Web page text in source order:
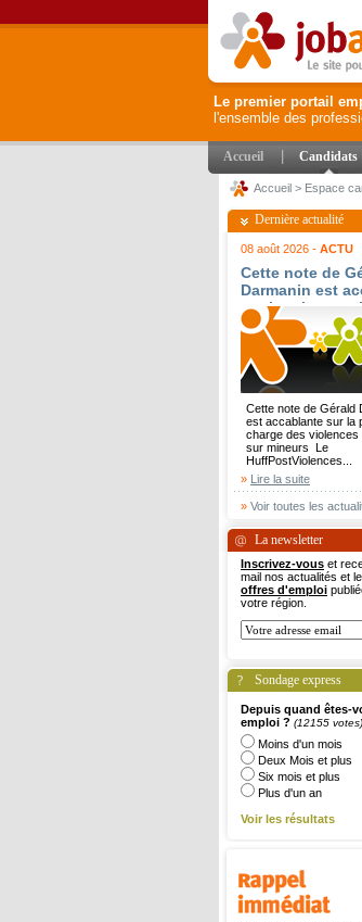
Le premier portail
l'ensemble des
Accueil Candidats
Accueil > Espace
Dernière actualité
08 août 2026 - ACTU
Cette note de
Darmanin est
sur la prise en
des violences
sur mineurs - Le
HuffPost
Cette note de Gérald
est accablante sur la
charge des violences
sur mineurs Le
HuffPostViolences...
» Lire la suite
» Voir toutes les
La newsletter
Inscrivez-vous et
mail nos actualités et
offres d'emploi
votre région.
Sondage express
Depuis quand êtes-
emploi ? (12155 votes)
Moins d'un mois
Deux Mois et plus
Six mois et plus
Plus d'un an
Voir les résultats